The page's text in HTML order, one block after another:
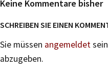
Keine Kommentare bisher
SCHREIBEN SIE EINEN
Sie müssen angemeldet
abzugeben.